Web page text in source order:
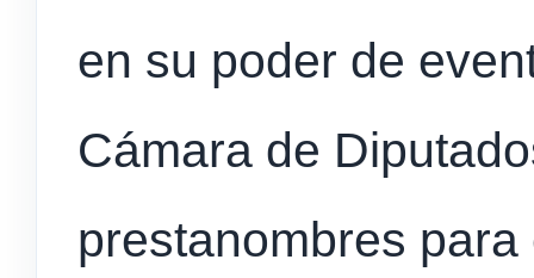
en su poder de
Cámara de
prestanombres